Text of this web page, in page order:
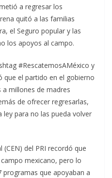
a regresar los
quitó a las familias
el Seguro popular y las
los apoyos al campo.
#RescatemosAMéxico y
el partido en el gobierno
millones de madres
de ofrecer regresarlas,
ley para no las pueda volver
del PRI recordó que
mexicano, pero lo
programas que apoyaban a